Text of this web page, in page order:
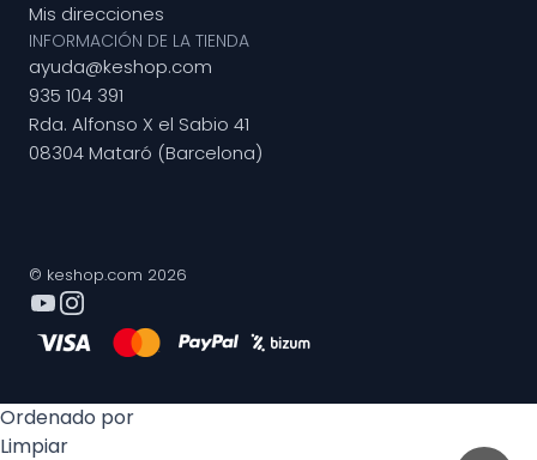
Mis direcciones
INFORMACIÓN DE LA TIENDA
ayuda@keshop.com
935 104 391
Rda. Alfonso X el Sabio 41
08304 Mataró (Barcelona)
© keshop.com 2026
Ordenado por
Limpiar